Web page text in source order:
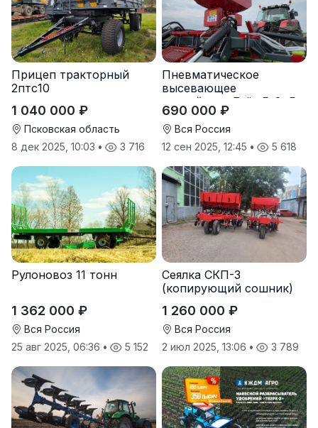
Прицеп тракторный
2птс10
1 040 000 ₽
Псковская область
8 дек 2025, 10:03 • 3 716
Пневматическое
высевающее
устройство Folio R-8, R-
12
690 000 ₽
Вся Россия
12 сен 2025, 12:45 • 5 618
Рулоновоз 11 тонн
1 362 000 ₽
Вся Россия
25 авг 2025, 06:36 • 5 152
Сеялка СКП-3
(копирующий сошник)
1 260 000 ₽
Вся Россия
2 июл 2025, 13:06 • 3 789